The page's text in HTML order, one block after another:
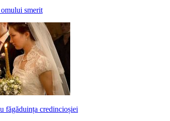
smerit
făgăduința credincioșiei